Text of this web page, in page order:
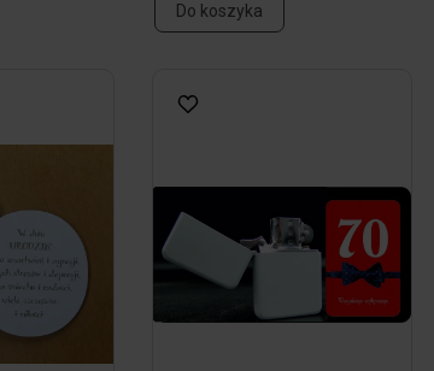
Do koszyka